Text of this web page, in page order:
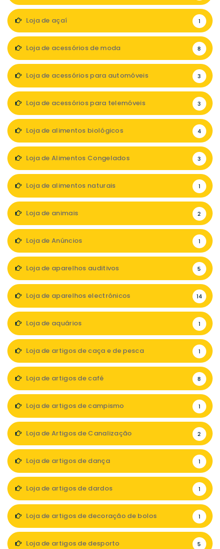
Loja de açaí 1
Loja de acessórios de moda 8
Loja de acessórios para automóveis 3
Loja de acessórios para telemóveis 3
Loja de alimentos biológicos 4
Loja de Alimentos Congelados 3
Loja de alimentos naturais 1
Loja de animais 2
Loja de Anúncios 1
Loja de aparelhos auditivos 5
Loja de aparelhos electrónicos 14
Loja de aquários 1
Loja de artigos de caça e de pesca 1
Loja de artigos de café 8
Loja de artigos de campismo 1
Loja de Artigos de Canalização 2
Loja de artigos de dança 1
Loja de artigos de dardos 1
Loja de artigos de decoração de bolos 1
Loja de artigos de desporto 5